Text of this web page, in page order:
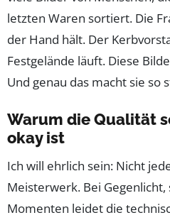
letzten Waren sortiert. Die
der Hand hält. Der
Festgelände läuft. Diese
Und genau das macht sie so
Warum die Qualität
okay ist
Ich will ehrlich sein: Nicht
Meisterwerk. Bei
Momenten leidet die